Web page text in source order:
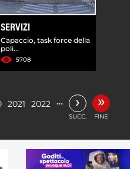
SERVIZI
Capaccio, task force della
poli...
5708
2021 2022 … ›
SUCC.
»
FINE